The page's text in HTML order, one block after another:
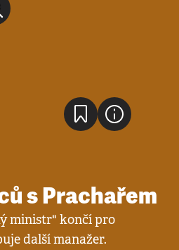
s Prachařem
ministr" končí pro
další manažer.